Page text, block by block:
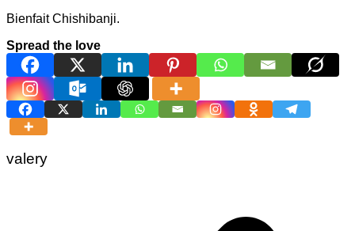
Bienfait Chishibanji.
Spread the love
valery